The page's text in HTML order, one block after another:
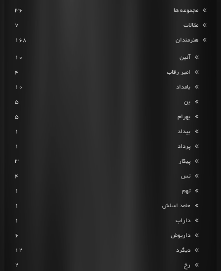
مجموعه ها 36
مقالات 7
هنرمندان 168
آئین 10
امیر رقاب 4
بامداد 10
بن 5
بهرام 5
بیداد 1
پرداد 1
پیکار 3
تس 4
تهم 1
حامد اسلش 1
داراب 1
داریوش 6
دیگرد 12
رخ 2